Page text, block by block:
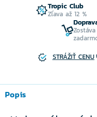
Tropic Club
Zľava až 12 %
STRÁŽIŤ CENU
Popis